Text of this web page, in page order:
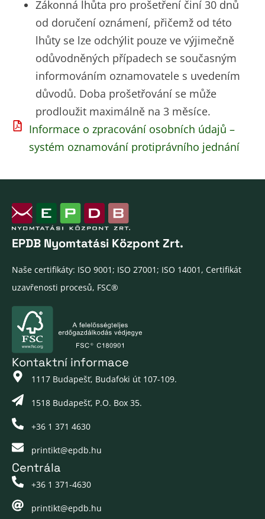
Zákonná lhůta pro prošetření činí 30 dnů
od doručení oznámení, přičemž od této
lhůty se lze odchýlit pouze ve výjimečně
odůvodněných případech se současným
informováním oznamovatele s uvedením
důvodů. Doba prošetřování se může
prodloužit maximálně na 3 měsíce.
Informace o zpracování osobních údajů –
systém oznamování protiprávního jednání
EPDB Nyomtatási Központ Zrt.
Naše certifikáty: ISO 9001; ISO 27001; ISO 14001, Certifikát
uzavřenosti procesů, FSC®
Kontaktní informace
1117 Budapešť, Budafoki út 107-109.
1518 Budapešť, P.O. Box 35.
+36 1 371 4630
printikt@epdb.hu
Centrála
+36 1 371-4630
printikt@epdb.hu